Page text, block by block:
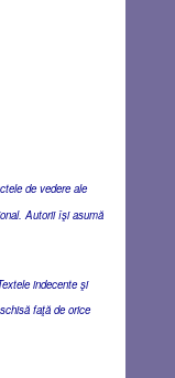
de vedere ale
Autorii îşi asumă
indecente şi
faţă de orice